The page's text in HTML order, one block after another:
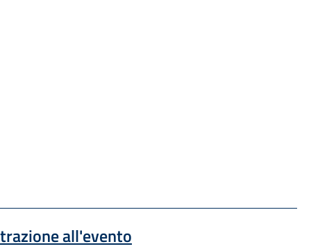
all'evento
nuova finestra